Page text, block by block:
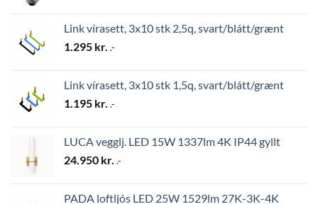
Link vírasett, 3x10 stk 2,5q, svart/blátt/grænt
1.295 kr. .-
Link vírasett, 3x10 stk 1,5q, svart/blátt/grænt
1.195 kr. .-
LUCA vegglj. LED 15W 1337lm 4K IP44 gyllt
24.950 kr. .-
PADA loftljós LED 25W 1529lm 27K-3K-4K